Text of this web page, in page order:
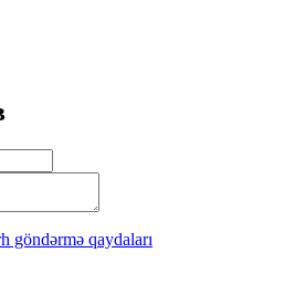
göndərmə qaydaları